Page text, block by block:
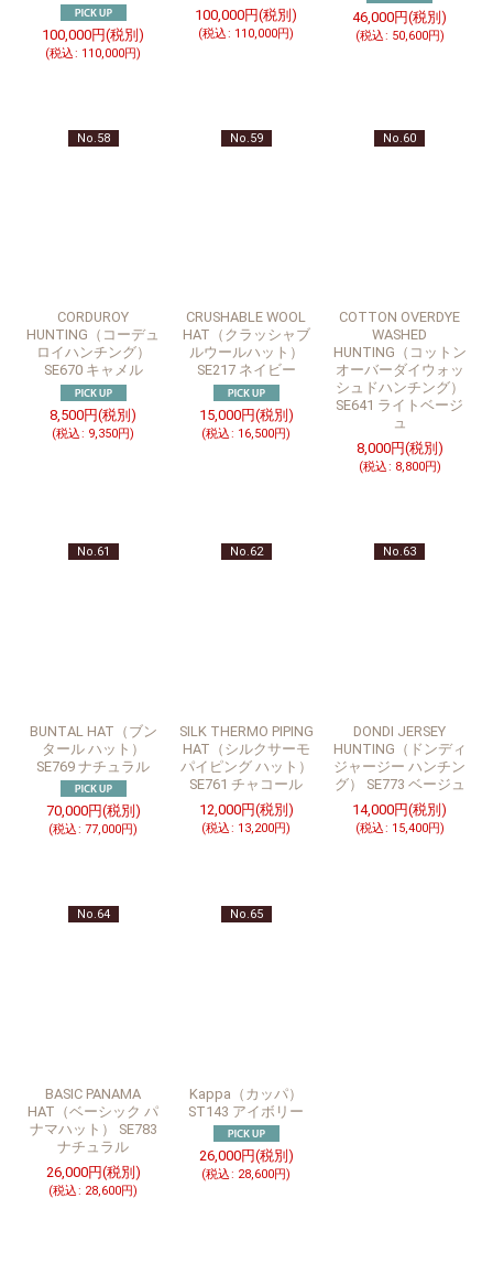
100,000円(税別)
(税込: 110,000円)
100,000円(税別)
(税込: 110,000円)
46,000円(税別)
(税込: 50,600円)
No.58
CORDUROY
HUNTING（コーデュ
ロイハンチング）
SE670 キャメル
8,500円(税別)
(税込: 9,350円)
No.59
CRUSHABLE WOOL
HAT（クラッシャブ
ルウールハット）
SE217 ネイビー
15,000円(税別)
(税込: 16,500円)
No.60
COTTON OVERDYE
WASHED
HUNTING（コットン
オーバーダイウォッ
シュドハンチング）
SE641 ライトベージ
ュ
8,000円(税別)
(税込: 8,800円)
No.61
BUNTAL HAT（ブン
タール ハット）
SE769 ナチュラル
70,000円(税別)
(税込: 77,000円)
No.62
SILK THERMO PIPING
HAT（シルクサーモ
パイピング ハット）
SE761 チャコール
12,000円(税別)
(税込: 13,200円)
No.63
DONDI JERSEY
HUNTING（ドンディ
ジャージー ハンチン
グ） SE773 ベージュ
14,000円(税別)
(税込: 15,400円)
No.64
BASIC PANAMA
HAT（ベーシック パ
ナマハット） SE783
ナチュラル
26,000円(税別)
(税込: 28,600円)
No.65
Kappa（カッパ）
ST143 アイボリー
26,000円(税別)
(税込: 28,600円)